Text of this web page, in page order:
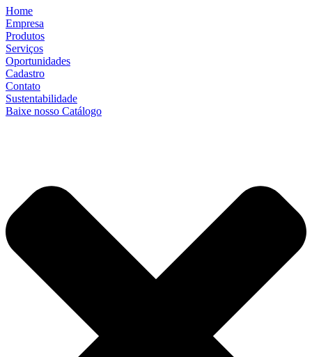
Home
Empresa
Produtos
Serviços
Oportunidades
Cadastro
Contato
Sustentabilidade
Baixe nosso Catálogo